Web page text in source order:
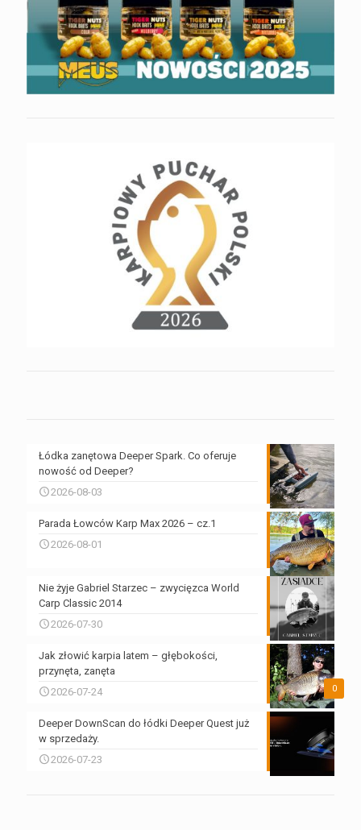
Łódka zanętowa Deeper Spark. Co oferuje
nowość od Deeper?
2026-08-03
Parada Łowców Karp Max 2026 – cz.1
2026-08-01
Nie żyje Gabriel Starzec – zwycięzca World
Carp Classic 2014
2026-07-30
0
Jak złowić karpia latem – głębokości,
przynęta, zanęta
2026-07-24
Deeper DownScan do łódki Deeper Quest już
w sprzedaży.
2026-07-23